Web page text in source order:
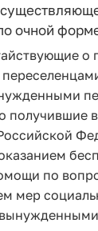
очной
о
получившие
по
мер